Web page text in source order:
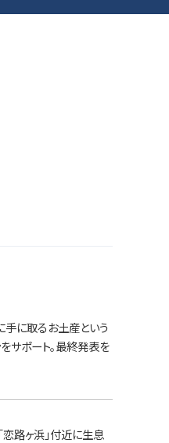
手に取るお土産という
サポート。最終発表を
路ヶ浜」付近に生息